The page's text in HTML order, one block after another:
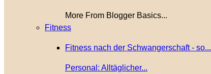
More From Blogger Basics...
Fitness
Fitness nach der Schwangerschaft - so...
Personal: Alltäglicher...